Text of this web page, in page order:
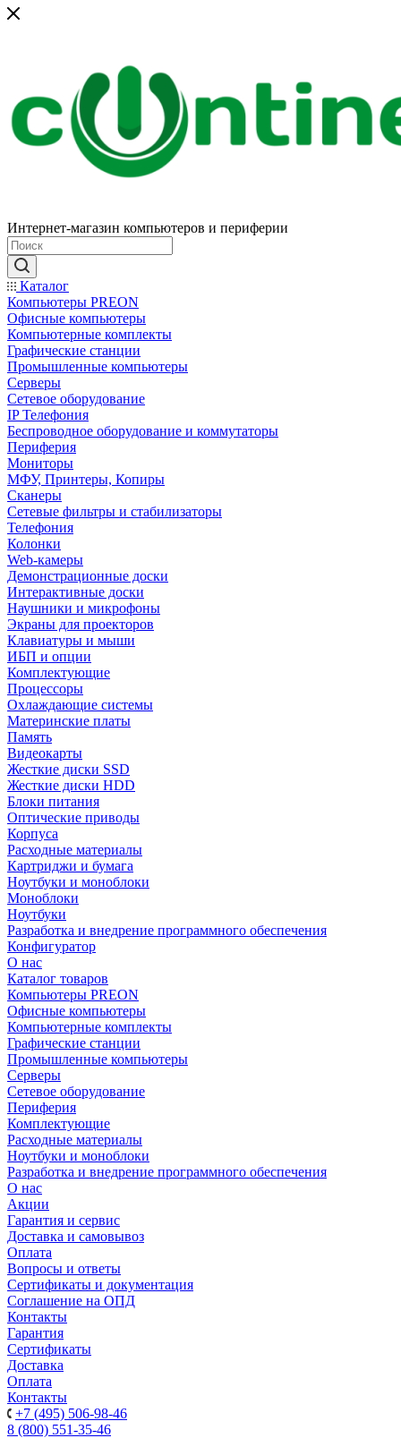
Интернет-магазин компьютеров и периферии
Каталог
Компьютеры PREON
Офисные компьютеры
Компьютерные комплекты
Графические станции
Промышленные компьютеры
Серверы
Сетевое оборудование
IP Телефония
Беспроводное оборудование и коммутаторы
Периферия
Мониторы
МФУ, Принтеры, Копиры
Сканеры
Сетевые фильтры и стабилизаторы
Телефония
Колонки
Web-камеры
Демонстрационные доски
Интерактивные доски
Наушники и микрофоны
Экраны для проекторов
Клавиатуры и мыши
ИБП и опции
Комплектующие
Процессоры
Охлаждающие системы
Материнские платы
Память
Видеокарты
Жесткие диски SSD
Жесткие диски HDD
Блоки питания
Оптические приводы
Корпуса
Расходные материалы
Картриджи и бумага
Ноутбуки и моноблоки
Моноблоки
Ноутбуки
Разработка и внедрение программного обеспечения
Конфигуратор
О нас
Каталог товаров
Компьютеры PREON
Офисные компьютеры
Компьютерные комплекты
Графические станции
Промышленные компьютеры
Серверы
Сетевое оборудование
Периферия
Комплектующие
Расходные материалы
Ноутбуки и моноблоки
Разработка и внедрение программного обеспечения
О нас
Акции
Гарантия и сервис
Доставка и самовывоз
Оплата
Вопросы и ответы
Сертификаты и документация
Соглашение на ОПД
Контакты
Гарантия
Сертификаты
Доставка
Оплата
Контакты
+7 (495) 506-98-46
8 (800) 551-35-46